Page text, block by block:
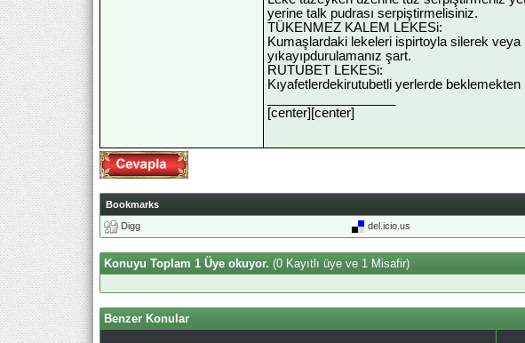
yerine talk pudrası serpiştirmelisiniz.
TÜKENMEZ KALEM LEKESi:
Kumaşlardaki lekeleri ispirtoyla silerek veya
yıkayıpdurulamanız şart.
RUTUBET LEKESi:
Kıyafetlerdekirutubetli yerlerde
[center] [center]
Bookmarks
Digg
del.icio.us
Konuyu Toplam 1 Üye okuyor. (0 Kayıtlı üye ve 1 Misafir)
Benzer Konular